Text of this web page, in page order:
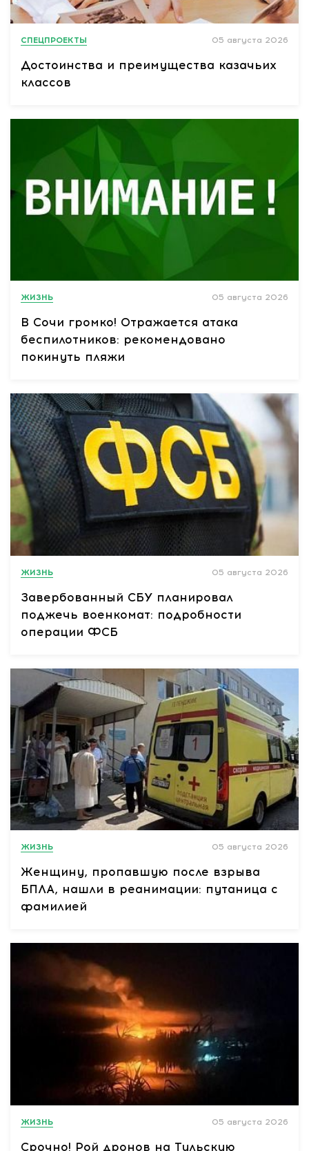
СПЕЦПРОЕКТЫ 05 августа 2026
Достоинства и преимущества казачьих
классов
ЖИЗНЬ 05 августа 2026
В Сочи громко! Отражается атака
беспилотников: рекомендовано
покинуть пляжи
ЖИЗНЬ 05 августа 2026
Завербованный СБУ планировал
поджечь военкомат: подробности
операции ФСБ
ЖИЗНЬ 05 августа 2026
Женщину, пропавшую после взрыва
БПЛА, нашли в реанимации: путаница с
фамилией
ЖИЗНЬ 05 августа 2026
Срочно! Рой дронов на Тульскую